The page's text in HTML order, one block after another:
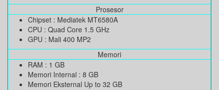
Prosesor
Chipset : Mediatek MT6580A
CPU : Quad Core 1.5 GHz
GPU : Mali 400 MP2
Memori
RAM : 1 GB
Memori Internal : 8 GB
Memori Eksternal Up to 32 GB